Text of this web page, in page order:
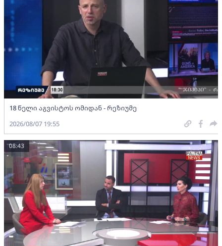
18 წელი აგვისტოს ომიდან - რეზიუმე
2026/08/07 19:55
08:43